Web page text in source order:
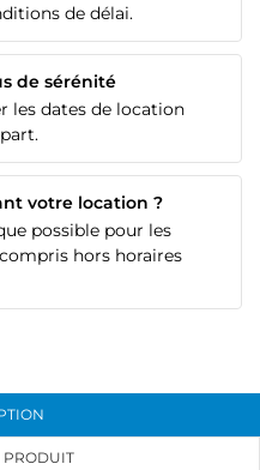
de délai.
de sérénité
les dates de location
votre location ?
possible pour les
hors horaires
PRODUIT